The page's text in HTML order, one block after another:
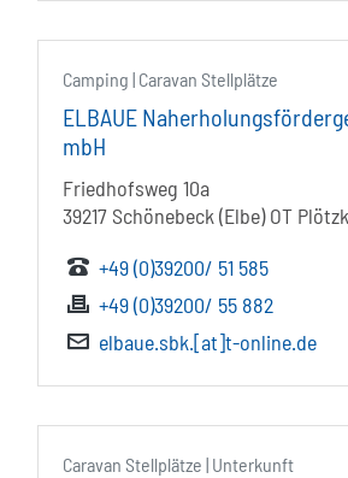
Camping | Caravan Stellplätze
ELBAUE
mbH
Friedhofsweg 10a
39217 Schönebeck (Elbe) OT
+49 (0)39200/ 51 585
+49 (0)39200/ 55 882
elbaue.sbk.[at]t-online.de
Caravan Stellplätze | Unterkunft